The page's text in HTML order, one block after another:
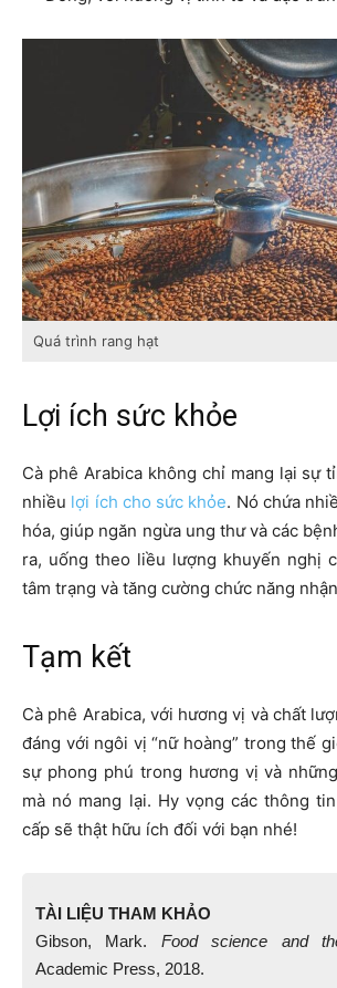
Quá trình rang hạt
Lợi ích sức khỏe
Cà phê Arabica không chỉ mang lại sự
nhiều lợi ích cho sức khỏe. Nó chứa
hóa, giúp ngăn ngừa ung thư và các
ra, uống theo liều lượng khuyến nghị
tâm trạng và tăng cường chức năng
Tạm kết
Cà phê Arabica, với hương vị và chất
đáng với ngôi vị “nữ hoàng” trong thế
sự phong phú trong hương vị và
mà nó mang lại. Hy vọng các thông
cấp sẽ thật hữu ích đối với bạn nhé!
TÀI LIỆU THAM KHẢO
Gibson, Mark. Food science and
Academic Press, 2018.